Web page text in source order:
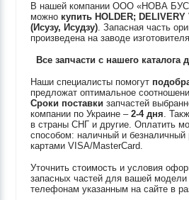
В нашей компании ООО «НОВА
можно купить HOLDER;
(Исузу, Исудзу). Запасная часть
произведена на заводе
Все запчасти с нашего каталога
Наши специалисты помогут
предложат оптимальное
Сроки поставки запчастей
компании по Украине –2-4 дня.
в страны СНГ и другие. Оплатить
способом: наличный и безналичный
картами VISA/MasterCard.
Уточнить стоимость и условия
запасных частей для вашей
телефонам указанным на сайте в